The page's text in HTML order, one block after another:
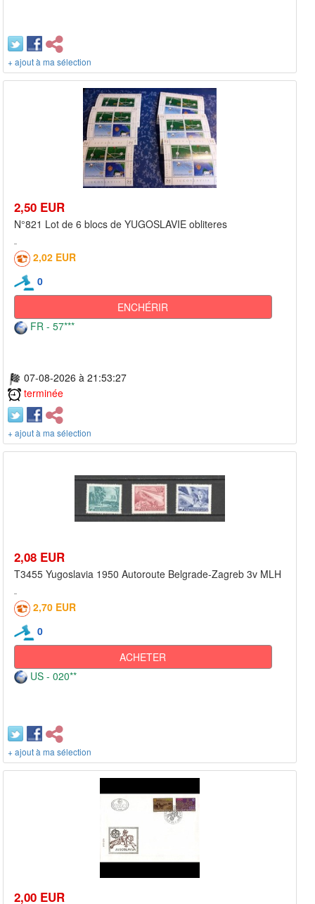
+ ajout à ma sélection
2,50 EUR
N°821 Lot de 6 blocs de YUGOSLAVIE obliteres
2,02 EUR
0
ENCHÉRIR
FR - 57***
07-08-2026 à 21:53:27
terminée
+ ajout à ma sélection
2,08 EUR
T3455 Yugoslavia 1950 Autoroute Belgrade-Zagreb 3v MLH
2,70 EUR
0
ACHETER
US - 020**
+ ajout à ma sélection
2,00 EUR